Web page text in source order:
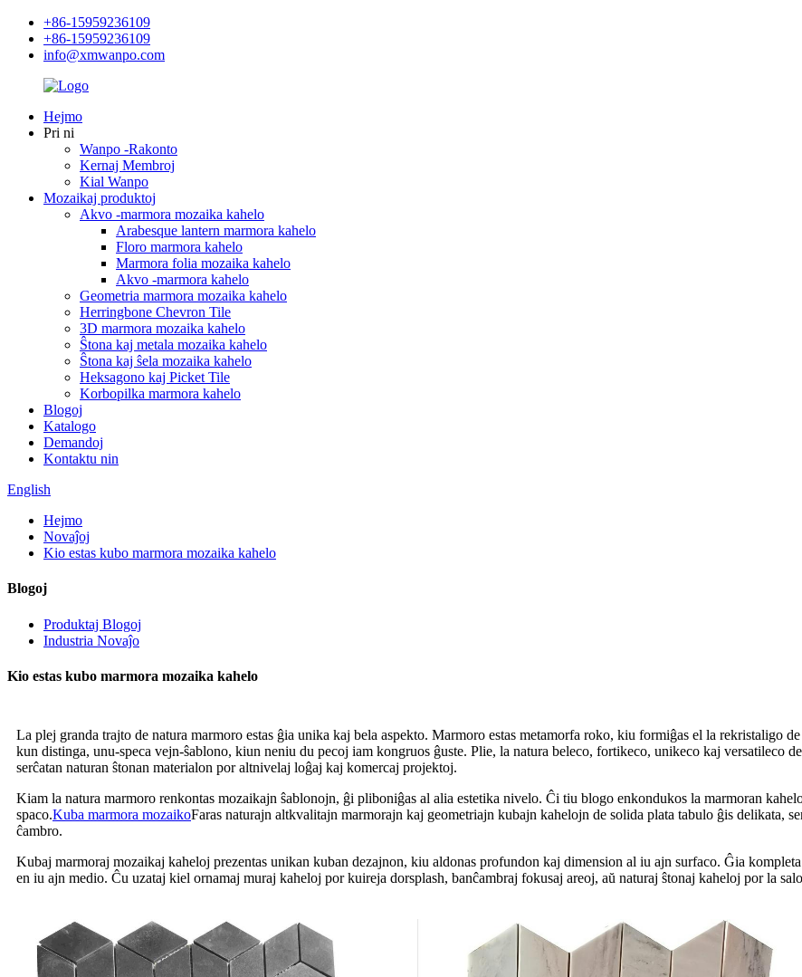
+86-15959236109
+86-15959236109
info@xmwanpo.com
Hejmo
Pri ni
Wanpo -Rakonto
Kernaj Membroj
Kial Wanpo
Mozaikaj produktoj
Akvo -marmora mozaika kahelo
Arabesque lantern marmora kahelo
Floro marmora kahelo
Marmora folia mozaika kahelo
Akvo -marmora kahelo
Geometria marmora mozaika kahelo
Herringbone Chevron Tile
3D marmora mozaika kahelo
Ŝtona kaj metala mozaika kahelo
Ŝtona kaj ŝela mozaika kahelo
Heksagono kaj Picket Tile
Korbopilka marmora kahelo
Blogoj
Katalogo
Demandoj
Kontaktu nin
English
Hejmo
Novaĵoj
Kio estas kubo marmora mozaika kahelo
Blogoj
Produktaj Blogoj
Industria Novaĵo
Kio estas kubo marmora mozaika kahelo
La plej granda trajto de natura marmoro estas ĝia unika kaj bela aspekto. Marmoro estas metamorfa roko, kiu formiĝas el la rekristaligo
kun distinga, unu-speca vejn-ŝablono, kiun neniu du pecoj iam kongruos ĝuste. Plie, la natura beleco, fortikeco, unikeco kaj versatileco
serĉatan naturan ŝtonan materialon por altnivelaj loĝaj kaj komercaj projektoj.
Kiam la natura marmoro renkontas mozaikajn ŝablonojn, ĝi pliboniĝas al alia estetika nivelo. Ĉi tiu blogo enkondukos la marmoran
spaco.Kuba marmora mozaikoFaras naturajn altkvalitajn marmorajn kaj geometriajn kubajn kahelojn de solida plata tabulo ĝis delikata,
ĉambro.
Kubaj marmoraj mozaikaj kaheloj prezentas unikan kuban dezajnon, kiu aldonas profundon kaj dimension al iu ajn surfaco. Ĝia
en iu ajn medio. Ĉu uzataj kiel ornamaj muraj kaheloj por kuireja dorsplash, banĉambraj fokusaj areoj, aŭ naturaj ŝtonaj kaheloj por la